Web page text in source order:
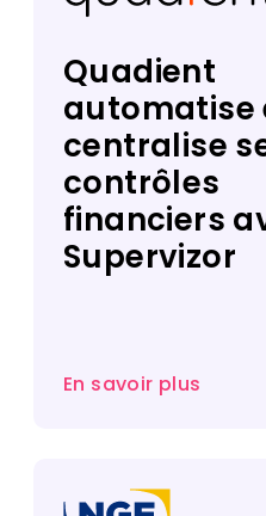
Quadient
automatise
centralise
contrôles
financiers
Supervizor​
En savoir plus